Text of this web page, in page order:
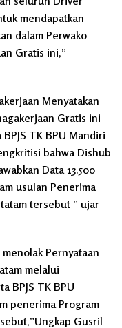
mendapatkan
dalam Perwako
Gratis ini,”
Menyatakan
Gratis ini
TK BPU Mandiri
bahwa Dishub
Data 13.500
usulan Penerima
tersebut ” ujar
Pernyataan
melalui
BPJS TK BPU
penerima Program
Gusril